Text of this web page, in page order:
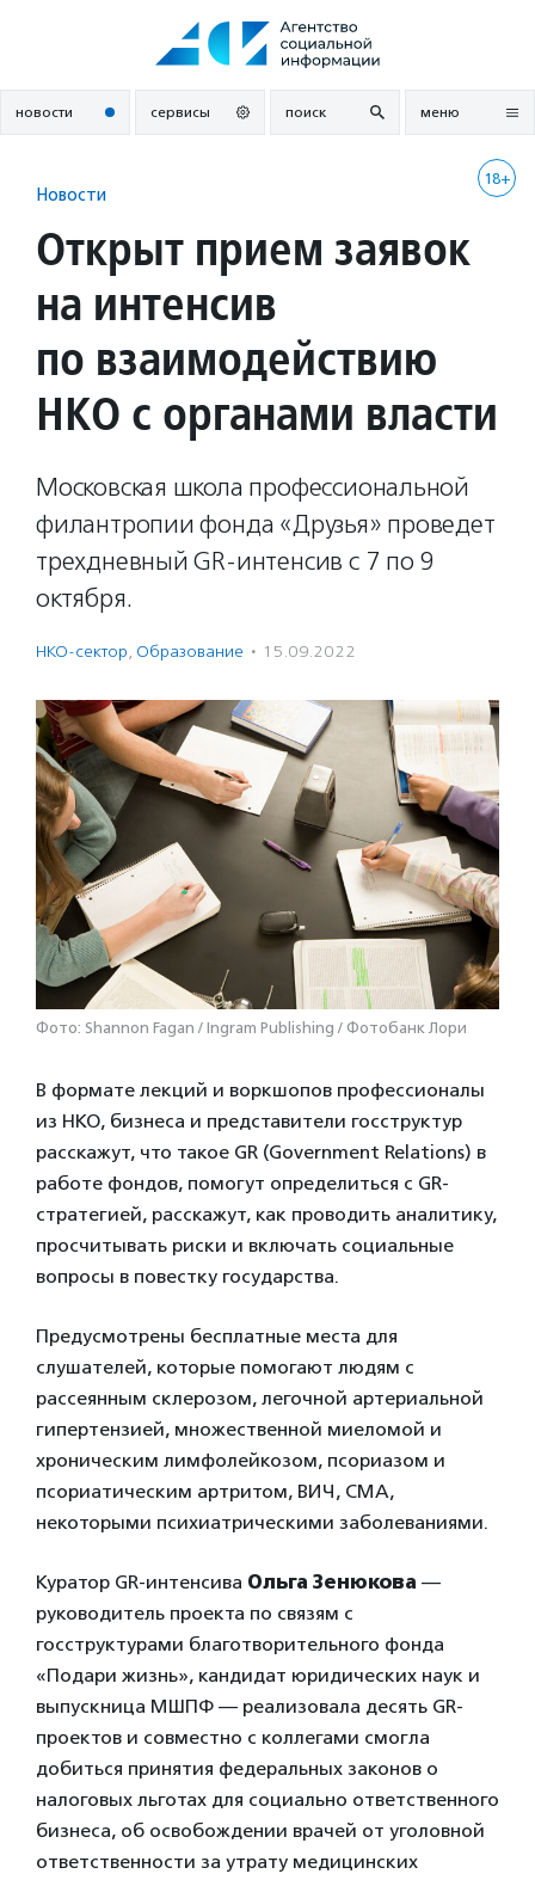
новости сервисы поиск меню
18+
Новости
Открыт прием заявок
на интенсив
по взаимодействию
НКО с органами власти
Московская школа профессиональной
филантропии фонда «Друзья» проведет
трехдневный GR-интенсив с 7 по 9
октября.
НКО-сектор, Образование · 15.09.2022
Фото: Shannon Fagan / Ingram Publishing / Фотобанк Лори
В формате лекций и воркшопов профессионалы
из НКО, бизнеса и представители госструктур
расскажут, что такое GR (Government Relations) в
работе фондов, помогут определиться с GR-
стратегией, расскажут, как проводить аналитику,
просчитывать риски и включать социальные
вопросы в повестку государства.
Предусмотрены бесплатные места для
слушателей, которые помогают людям с
рассеянным склерозом, легочной артериальной
гипертензией, множественной миеломой и
хроническим лимфолейкозом, псориазом и
псориатическим артритом, ВИЧ, СМА,
некоторыми психиатрическими заболеваниями.
Куратор GR-интенсива Ольга Зенюкова —
руководитель проекта по связям с
госструктурами благотворительного фонда
«Подари жизнь», кандидат юридических наук и
выпускница МШПФ — реализовала десять GR-
проектов и совместно с коллегами смогла
добиться принятия федеральных законов о
налоговых льготах для социально ответственного
бизнеса, об освобождении врачей от уголовной
ответственности за утрату медицинских